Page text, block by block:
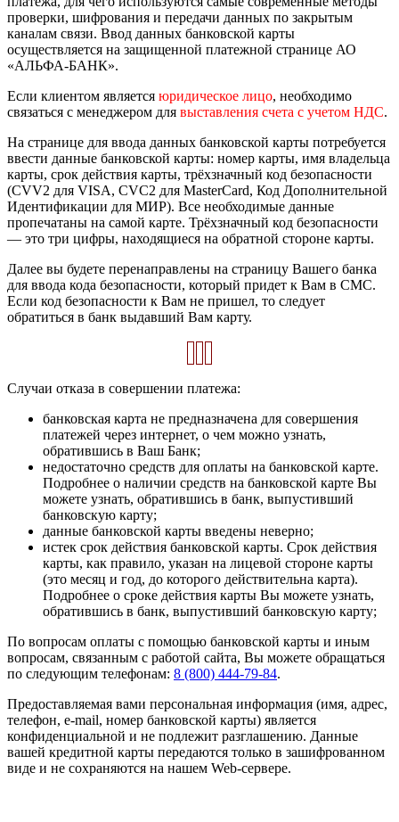
проверки, шифрования и передачи данных по закрытым
каналам связи. Ввод данных банковской карты
осуществляется на защищенной платежной странице АО
«АЛЬФА-БАНК».
Если клиентом является юридическое лицо, необходимо
связаться с менеджером для выставления счета с учетом НДС.
На странице для ввода данных банковской карты потребуется
ввести данные банковской карты: номер карты, имя владельца
карты, срок действия карты, трёхзначный код безопасности
(CVV2 для VISA, CVC2 для MasterCard, Код Дополнительной
Идентификации для МИР). Все необходимые данные
пропечатаны на самой карте. Трёхзначный код безопасности
— это три цифры, находящиеся на обратной стороне карты.
Далее вы будете перенаправлены на страницу Вашего банка
для ввода кода безопасности, который придет к Вам в СМС.
Если код безопасности к Вам не пришел, то следует
обратиться в банк выдавший Вам карту.
Случаи отказа в совершении платежа:
банковская карта не предназначена для совершения
платежей через интернет, о чем можно узнать,
обратившись в Ваш Банк;
недостаточно средств для оплаты на банковской карте.
Подробнее о наличии средств на банковской карте Вы
можете узнать, обратившись в банк, выпустивший
банковскую карту;
данные банковской карты введены неверно;
истек срок действия банковской карты. Срок действия
карты, как правило, указан на лицевой стороне карты
(это месяц и год, до которого действительна карта).
Подробнее о сроке действия карты Вы можете узнать,
обратившись в банк, выпустивший банковскую карту;
По вопросам оплаты с помощью банковской карты и иным
вопросам, связанным с работой сайта, Вы можете обращаться
по следующим телефонам: 8 (800) 444-79-84.
Предоставляемая вами персональная информация (имя, адрес,
телефон, e-mail, номер банковской карты) является
конфиденциальной и не подлежит разглашению. Данные
вашей кредитной карты передаются только в зашифрованном
виде и не сохраняются на нашем Web-сервере.